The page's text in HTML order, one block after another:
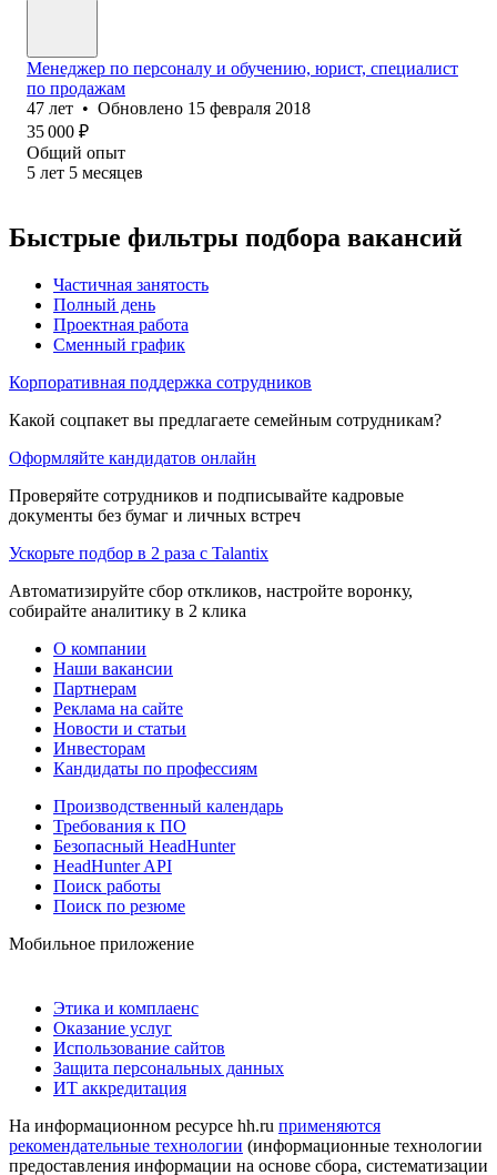
Менеджер по персоналу и обучению, юрист, специалист
по продажам
47 лет • Обновлено 15 февраля 2018
35 000 ₽
Общий опыт
5 лет 5 месяцев
Быстрые фильтры подбора вакансий
Частичная занятость
Полный день
Проектная работа
Сменный график
Корпоративная поддержка сотрудников
Какой соцпакет вы предлагаете семейным сотрудникам?
Оформляйте кандидатов онлайн
Проверяйте сотрудников и подписывайте кадровые
документы без бумаг и личных встреч
Ускорьте подбор в 2 раза с Talantix
Автоматизируйте сбор откликов, настройте воронку,
собирайте аналитику в 2 клика
О компании
Наши вакансии
Партнерам
Реклама на сайте
Новости и статьи
Инвесторам
Кандидаты по профессиям
Производственный календарь
Требования к ПО
Безопасный HeadHunter
HeadHunter API
Поиск работы
Поиск по резюме
Мобильное приложение
Этика и комплаенс
Оказание услуг
Использование сайтов
Защита персональных данных
ИТ аккредитация
На информационном ресурсе hh.ru применяются
рекомендательные технологии (информационные технологии
предоставления информации на основе сбора, систематизации